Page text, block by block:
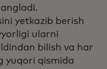
yetkazib berish
ularni
bilish va har
yuqori qismida